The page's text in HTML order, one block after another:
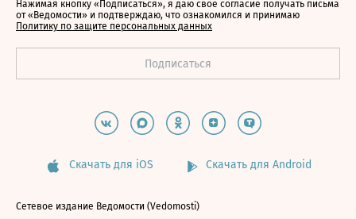
Нажимая кнопку «Подписаться», я даю свое согласие получать письма
от «Ведомости» и подтверждаю, что ознакомился и принимаю
Политику по защите персональных данных
Скачать для iOS Скачать для Android
Сетевое издание Ведомости (Vedomosti)